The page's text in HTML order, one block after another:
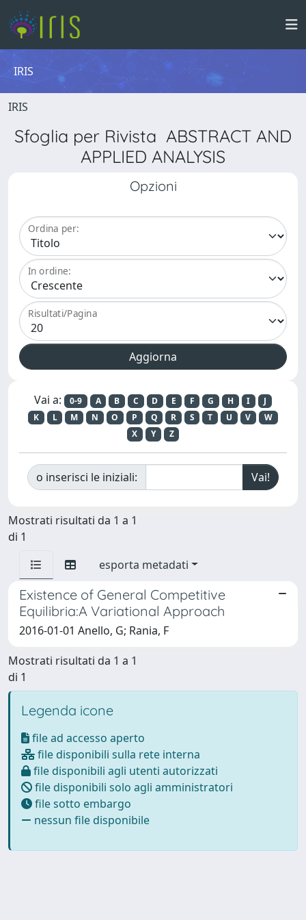
IRIS
IRIS
Sfoglia per Rivista ABSTRACT AND
APPLIED ANALYSIS
Opzioni
Ordina per:
In ordine:
Risultati/Pagina
Vai a: 0-9 A B C D E F G H I
J
K
L M N O P Q R S T U V
W
X
Y Z
o inserisci le iniziali:
Mostrati risultati da 1 a 1
di 1
esporta metadati
Existence of General Competitive
Equilibria:A Variational Approach
2016-01-01 Anello, G; Rania, F
Mostrati risultati da 1 a 1
di 1
Legenda icone
file ad accesso aperto
file disponibili sulla rete interna
file disponibili agli utenti autorizzati
file disponibili solo agli amministratori
file sotto embargo
nessun file disponibile